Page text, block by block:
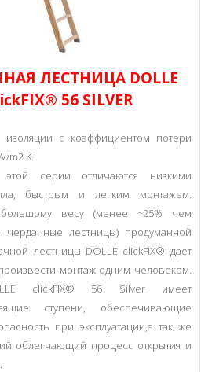
ЛЕСТНИЦА DOLLE
56 SILVER
с коэффициентом потери
m2 K.
серии отличаются низкими
быстрым и легким монтажем.
весу (менее ~25% чем
чердачные лестницы) продуманной
лестницы DOLLE clickFIX® дает
монтаж одним человеком.
clickFIX® 56 Silver имеет
ступени, обеспечивающие
при эксплуатации,а так же
облегчающий процесс открытия и